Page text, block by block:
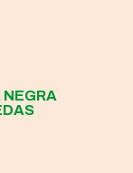
NEGRA